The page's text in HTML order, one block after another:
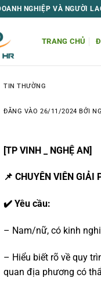
NGHIỆP VÀ NGƯỜI
TRANG CHỦ
TIN THƯỜNG
ĐĂNG VÀO26/11/2024 BỞI
[TP VINH _ NGHỆ AN]
📌 CHUYÊN VIÊN GIẢI
✔️ Yêu cầu:
– Nam/nữ, có kinh
– Hiểu biết rõ về quy
quan địa phương có